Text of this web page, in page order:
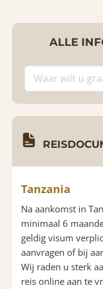
ALLE
Tanzania
Na aankomst in
minimaal 6
geldig visum
aanvragen of bij
Wij raden u sterk
reis online aan te